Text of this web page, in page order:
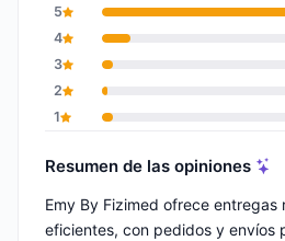
5
4
3
2
1
Resumen de las opiniones
Emy By Fizimed ofrece entregas
eficientes, con pedidos y envíos